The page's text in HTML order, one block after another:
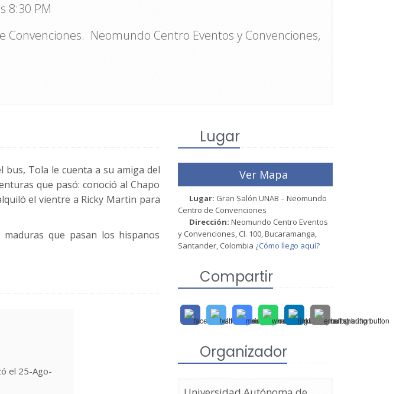
8:30 PM
Convenciones. Neomundo Centro Eventos y Convenciones,
Tola le cuenta a su amiga del
que pasó: conoció al Chapo
el vientre a Ricky Martin para
que pasan los hispanos
el 25-Ago-
Lugar
Ver Mapa
Lugar: Gran Salón UNAB – Neomundo
Centro de Convenciones
Dirección: Neomundo Centro Eventos
y Convenciones, Cl. 100, Bucaramanga,
Santander, Colombia ¿Cómo llego aquí?
Compartir
Organizador